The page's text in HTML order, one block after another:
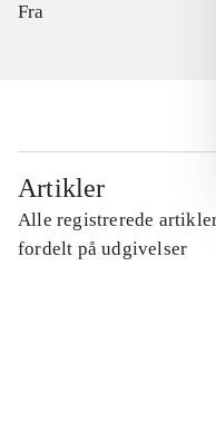
Fra
Artikler
Alle registrerede
fordelt på udgivelser